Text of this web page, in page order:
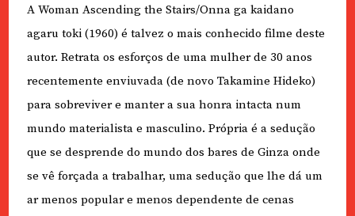
A Woman Ascending the Stairs/Onna ga kaidano
agaru toki (1960) é talvez o mais conhecido filme deste
autor. Retrata os esforços de uma mulher de 30 anos
recentemente enviuvada (de novo Takamine Hideko)
para sobreviver e manter a sua honra intacta num
mundo materialista e masculino. Própria é a sedução
que se desprende do mundo dos bares de Ginza onde
se vê forçada a trabalhar, uma sedução que lhe dá um
ar menos popular e menos dependente de cenas